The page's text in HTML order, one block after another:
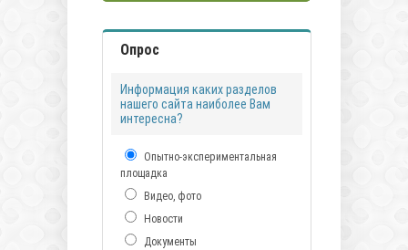
Опрос
Информация каких разделов
нашего сайта наиболее Вам
интересна?
Опытно-экспериментальная
площадка
Видео, фото
Новости
Документы